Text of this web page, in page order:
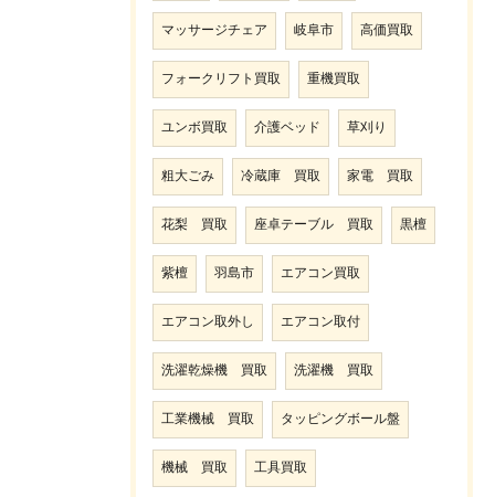
マッサージチェア 岐阜市 高価買取
フォークリフト買取 重機買取
ユンボ買取 介護ベッド 草刈り
粗大ごみ 冷蔵庫 買取 家電 買取
花梨 買取 座卓テーブル 買取 黒檀
紫檀 羽島市 エアコン買取
エアコン取外し エアコン取付
洗濯乾燥機 買取 洗濯機 買取
工業機械 買取 タッピングボール盤
機械 買取 工具買取